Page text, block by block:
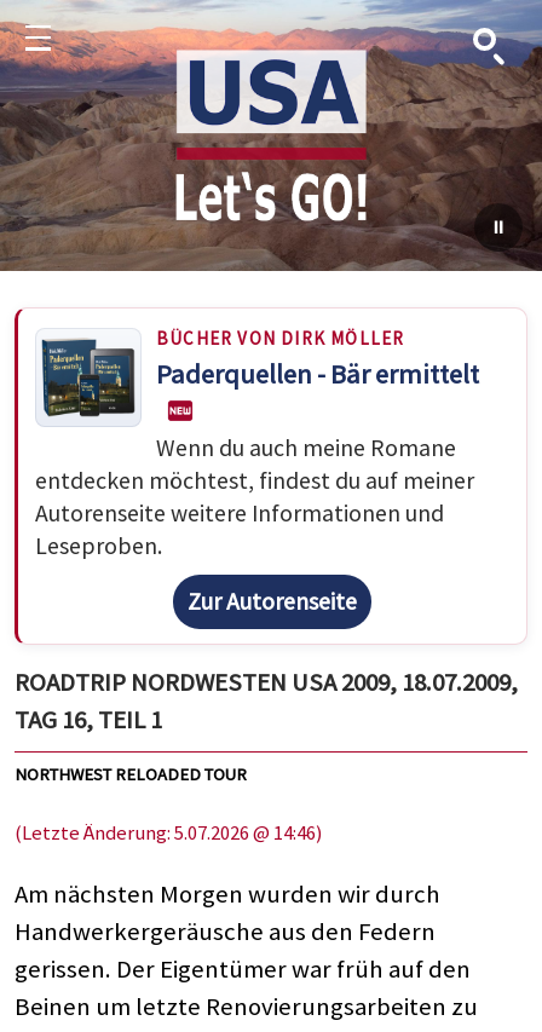
Menu Suche
BÜCHER VON DIRK MÖLLER
Paderquellen - Bär ermittelt
Wenn du auch meine Romane
entdecken möchtest, findest du auf meiner
Autorenseite weitere Informationen und
Leseproben.
Zur Autorenseite
ROADTRIP NORDWESTEN USA 2009, 18.07.2009,
TAG 16, TEIL 1
NORTHWEST RELOADED TOUR
(Letzte Änderung: 5.07.2026 @ 14:46)
Am nächsten Morgen wurden wir durch
Handwerkergeräusche aus den Federn
gerissen. Der Eigentümer war früh auf den
Beinen um letzte Renovierungsarbeiten zu